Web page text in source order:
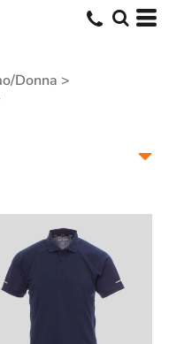
Donna >